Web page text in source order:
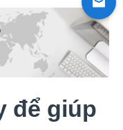
để giúp